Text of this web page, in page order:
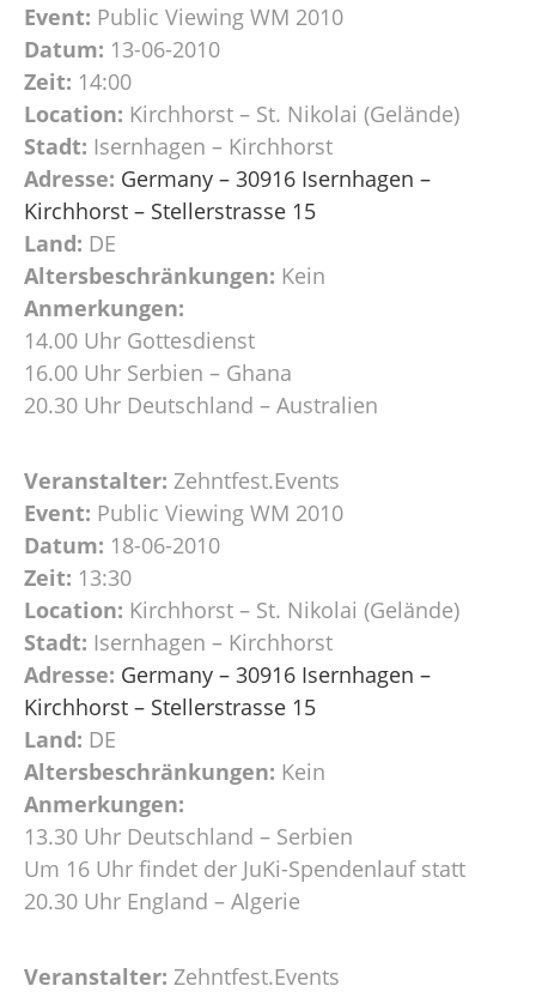
Event: Public Viewing WM 2010
Datum: 13-06-2010
Zeit: 14:00
Location: Kirchhorst – St. Nikolai (Gelände)
Stadt: Isernhagen – Kirchhorst
Adresse: Germany – 30916 Isernhagen –
Kirchhorst – Stellerstrasse 15
Land: DE
Altersbeschränkungen: Kein
Anmerkungen:
14.00 Uhr Gottesdienst
16.00 Uhr Serbien – Ghana
20.30 Uhr Deutschland – Australien
Veranstalter: Zehntfest.Events
Event: Public Viewing WM 2010
Datum: 18-06-2010
Zeit: 13:30
Location: Kirchhorst – St. Nikolai (Gelände)
Stadt: Isernhagen – Kirchhorst
Adresse: Germany – 30916 Isernhagen –
Kirchhorst – Stellerstrasse 15
Land: DE
Altersbeschränkungen: Kein
Anmerkungen:
13.30 Uhr Deutschland – Serbien
Um 16 Uhr findet der JuKi-Spendenlauf statt
20.30 Uhr England – Algerie
Veranstalter: Zehntfest.Events